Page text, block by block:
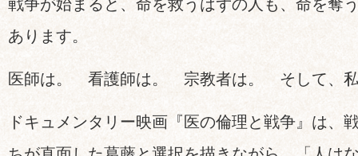
戦争が始まると、命を救うはずの人も、命を奪
あります。
医師は。 看護師は。 宗教者は。 そして、
ドキュメンタリー映画『医の倫理と戦争』は、